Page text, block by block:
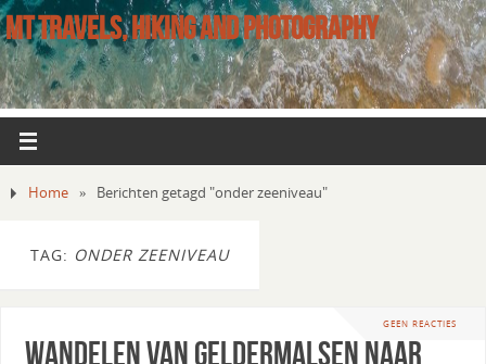
MT TRAVELS, HIKING AND PHOTOGRAPHY
Home » Berichten getagd "onder zeeniveau"
TAG: ONDER ZEENIVEAU
GEEN REACTIES
Wandelen van Geldermalsen naar